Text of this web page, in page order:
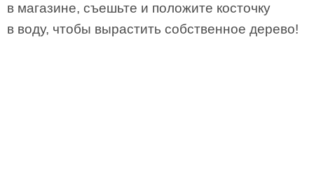
в магазине, съешьте и положите косточку
в воду, чтобы вырастить собственное дерево!